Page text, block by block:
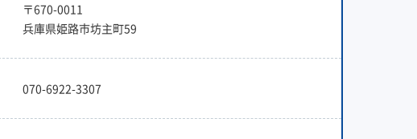
〒670-0011
兵庫県姫路市坊主町59
070-6922-3307